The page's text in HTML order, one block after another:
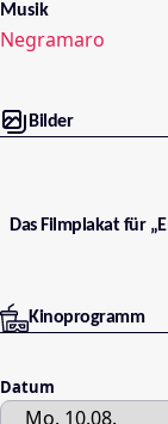
Musik
Negramaro
Bilder
Das Filmplakat für
Kinoprogramm
Datum